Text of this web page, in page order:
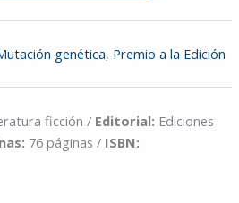
genética, Premio a la Edición
ficción / Editorial: Ediciones
76 páginas / ISBN: